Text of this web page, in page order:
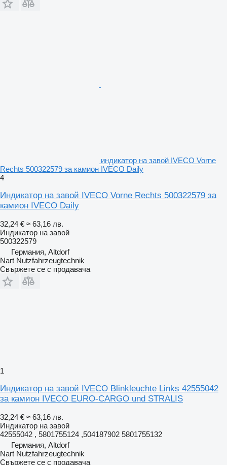
индикатор на завой IVECO Vorne
Rechts 500322579 за камион IVECO Daily
4
Индикатор на завой IVECO Vorne Rechts 500322579 за
камион IVECO Daily
32,24 € ≈ 63,16 лв.
Индикатор на завой
500322579
Германия, Altdorf
Nart Nutzfahrzeugtechnik
Свържете се с продавача
1
Индикатор на завой IVECO Blinkleuchte Links 42555042
за камион IVECO EURO-CARGO und STRALIS
32,24 € ≈ 63,16 лв.
Индикатор на завой
42555042 , 5801755124 ,504187902 5801755132
Германия, Altdorf
Nart Nutzfahrzeugtechnik
Свържете се с продавача